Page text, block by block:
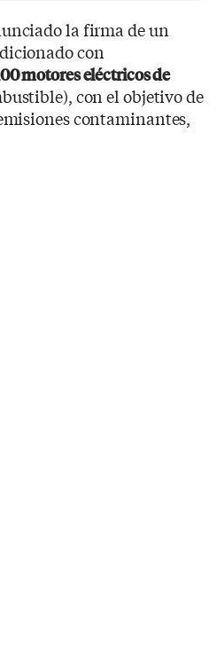
la firma de un
con
motores eléctricos de
con el objetivo de
contaminantes,